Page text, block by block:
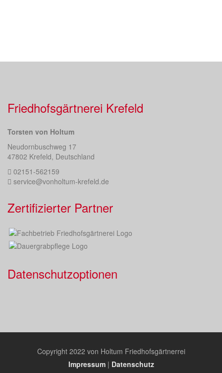
Friedhofsgärtnerei Krefeld
Torsten von Holtum
Neudornbuschweg 17
47802 Krefeld, Deutschland
02151-562159
service@vonholtum-krefeld.de
Zertifizierter Partner
Datenschutzoptionen
Copyright 2022 von Holtum Friedhofsgärtnerrei
Impressum| Datenschutz